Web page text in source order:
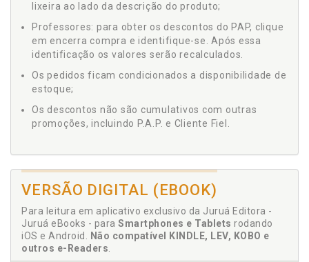
lixeira ao lado da descrição do produto;
Professores: para obter os descontos do PAP, clique
em encerra compra e identifique-se. Após essa
identificação os valores serão recalculados.
Os pedidos ficam condicionados a disponibilidade de
estoque;
Os descontos não são cumulativos com outras
promoções, incluindo P.A.P. e Cliente Fiel.
VERSÃO DIGITAL (EBOOK)
Para leitura em aplicativo exclusivo da Juruá Editora -
Juruá eBooks - para Smartphones e Tablets rodando
iOS e Android.
Não compatível KINDLE, LEV, KOBO e
outros e-Readers